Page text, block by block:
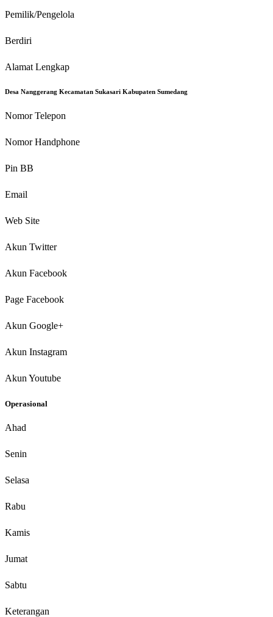
Pemilik/Pengelola
Berdiri
Alamat Lengkap
Desa Nanggerang Kecamatan Sukasari Kabupaten Sumedang
Nomor Telepon
Nomor Handphone
Pin BB
Email
Web Site
Akun Twitter
Akun Facebook
Page Facebook
Akun Google+
Akun Instagram
Akun Youtube
Operasional
Ahad
Senin
Selasa
Rabu
Kamis
Jumat
Sabtu
Keterangan